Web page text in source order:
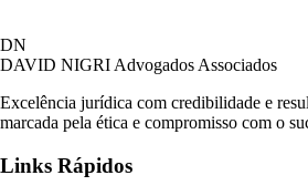
DN
DAVID NIGRI Advogados Associados
Excelência jurídica com credibilidade e
marcada pela ética e compromisso com o
Links Rápidos
Online agora
Para que possamos ajudá-lo, por